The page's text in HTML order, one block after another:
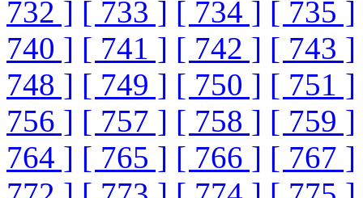
732 ] [ 733 ] [ 734 ] [ 735 ]
740 ] [ 741 ] [ 742 ] [ 743 ]
748 ] [ 749 ] [ 750 ] [ 751 ]
756 ] [ 757 ] [ 758 ] [ 759 ]
764 ] [ 765 ] [ 766 ] [ 767 ]